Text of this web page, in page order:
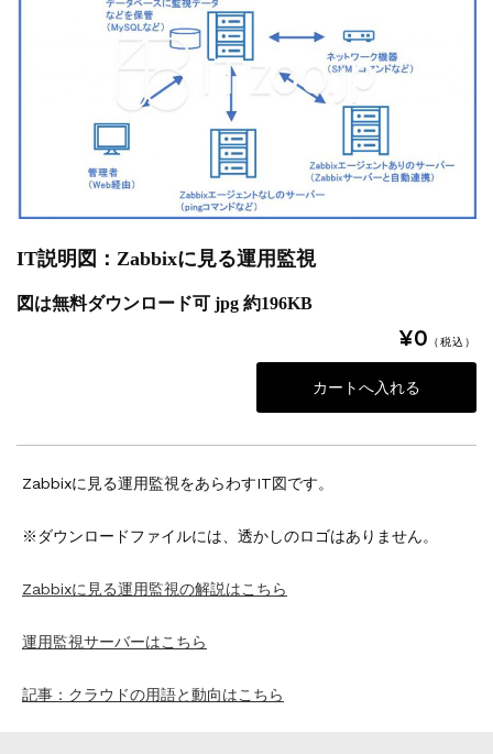
IT説明図：Zabbixに見る運用監視
図は無料ダウンロード可 jpg 約196KB
¥0 （税込）
Zabbixに見る運用監視をあらわすIT図です。
※ダウンロードファイルには、透かしのロゴはありません。
Zabbixに見る運用監視の解説はこちら
運用監視サーバーはこちら
記事：クラウドの用語と動向はこちら